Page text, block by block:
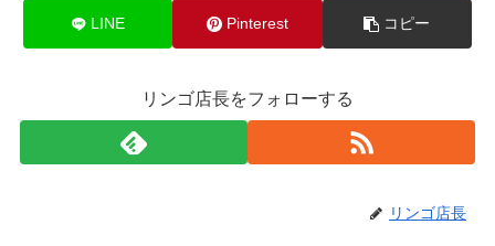
LINE Pinterest コピー
リンゴ店長をフォローする
リンゴ店長